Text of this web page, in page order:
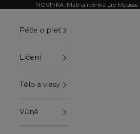
Přejít na obsahNOVINKA: Matná rtěnka Lip Mousse
Péče o pleť
Líčení
Tělo a vlasy
Vůně